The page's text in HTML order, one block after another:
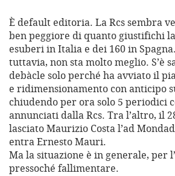
È default editoria. La Rcs sembra
ben peggiore di quanto giustifichi
esuberi in Italia e dei 160 in
tuttavia, non sta molto meglio. S’è
debàcle solo perché ha avviato il
e ridimensionamento con anticipo
chiudendo per ora solo 5 periodici
annunciati dalla Rcs. Tra l’altro, il
lasciato Maurizio Costa l’ad
entra Ernesto Mauri.
Ma la situazione è in generale, per
pressoché fallimentare.